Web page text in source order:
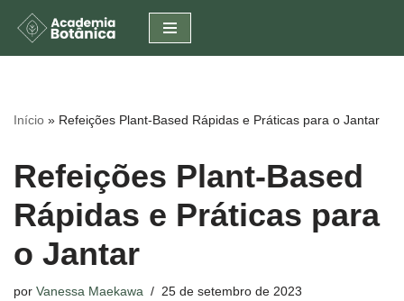
Pular
conteúdo
Início » Refeições Plant-Based Rápidas e Práticas para o Jantar
Refeições Plant-Based
Rápidas e Práticas para
o Jantar
por Vanessa Maekawa 25 de setembro de 2023